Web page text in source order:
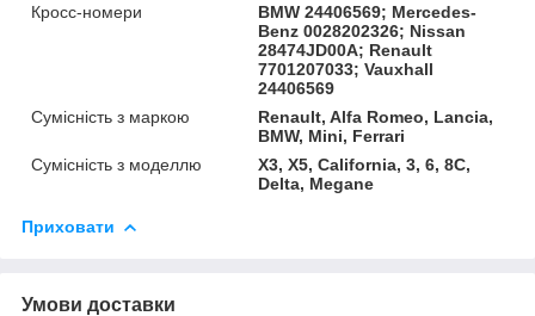
Кросс-номери
BMW 24406569; Mercedes-
Benz 0028202326; Nissan
28474JD00A; Renault
7701207033; Vauxhall
24406569
Сумісність з маркою
Renault, Alfa Romeo, Lancia,
BMW, Mini, Ferrari
Сумісність з моделлю
X3, X5, California, 3, 6, 8C,
Delta, Megane
Приховати
Умови доставки